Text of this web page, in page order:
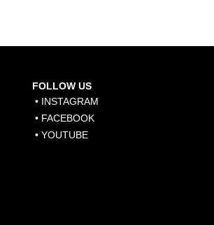
FOLLOW US
• INSTAGRAM
• FACEBOOK
• YOUTUBE